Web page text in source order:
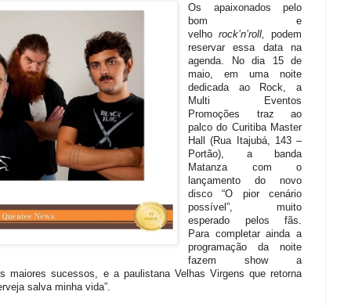
Os apaixonados pelo
bom e
velho rock’n’roll,
podem
reservar essa data na
agenda. No dia 15 de
maio, em uma noite
dedicada ao Rock, a
Multi Eventos
Promoções traz ao
palco do Curitiba Master
Hall (Rua Itajubá, 143 –
Portão), a banda
Matanza com o
lançamento do novo
disco “O pior cenário
possível”, muito
esperado pelos fãs.
Para completar ainda a
programação da noite
fazem show a
maiores sucessos, e a paulistana Velhas Virgens que retorna
salva minha vida”.